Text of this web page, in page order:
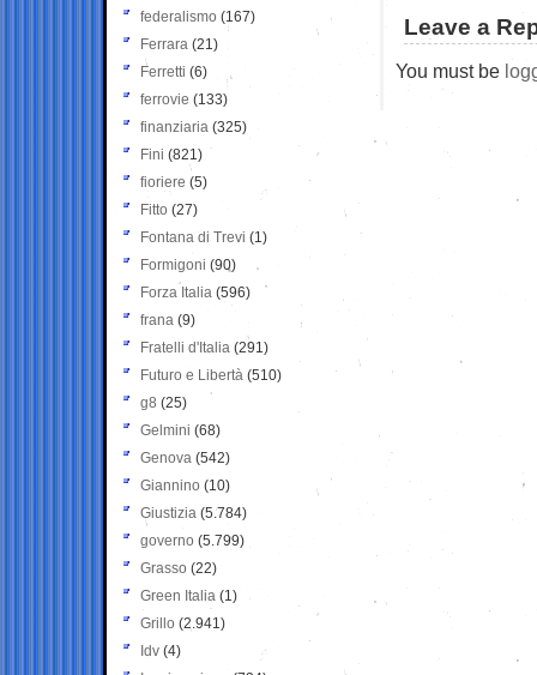
Leave a
You must be
federalismo (167)
Ferrara (21)
Ferretti (6)
ferrovie (133)
finanziaria (325)
Fini (821)
fioriere (5)
Fitto (27)
Fontana di Trevi (1)
Formigoni (90)
Forza Italia (596)
frana (9)
Fratelli d'Italia (291)
Futuro e Libertà (510)
g8 (25)
Gelmini (68)
Genova (542)
Giannino (10)
Giustizia (5.784)
governo (5.799)
Grasso (22)
Green Italia (1)
Grillo (2.941)
Idv (4)